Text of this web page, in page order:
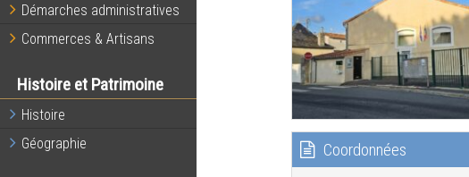
Démarches administratives
Commerces & Artisans
Histoire et Patrimoine
Histoire
Géographie
Coordonnées